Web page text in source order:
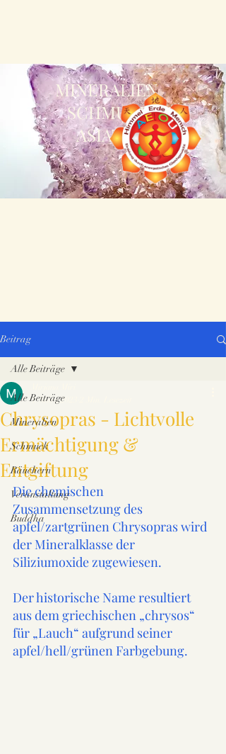
MINERALIEN
SCHMUCK
ASIATIKA
Beitrag
Alle Beiträge
Mineralien
Schmuck
Räuchern
Veranstaltung
Buddha
Alle Beiträge
Chrysopras - Lichtvolle
Ermächtigung &
Entgiftung
4. März 2023
Die chemischen
Zusammensetzung des
apfel/zartgrünen Chrysopras wird
der Mineralklasse der
Siliziumoxide zugewiesen.
Der historische Name resultiert
aus dem griechischen „chrysos“
für „Lauch“ aufgrund seiner
apfel/hell/grünen Farbgebung.